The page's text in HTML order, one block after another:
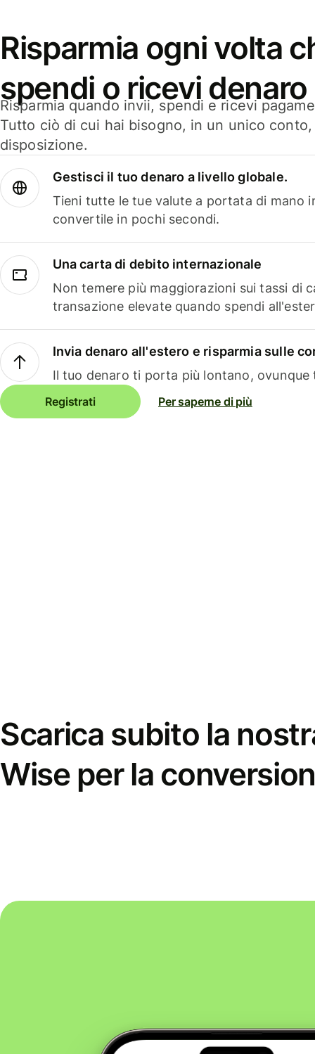
Risparmia ogni volta
spendi o ricevi denaro
Risparmia quando invii, spendi e ricevi
Tutto ciò di cui hai bisogno, in un unico
disposizione.
Gestisci il tuo denaro a livello globale.
Tieni tutte le tue valute a portata di mano
convertile in pochi secondi.
Una carta di debito internazionale
Non temere più maggiorazioni sui tassi di
transazione elevate quando spendi
Invia denaro all'estero e risparmia sulle
Il tuo denaro ti porta più lontano, ovunque
Registrati Per saperne di più
Scarica subito la
Wise per la